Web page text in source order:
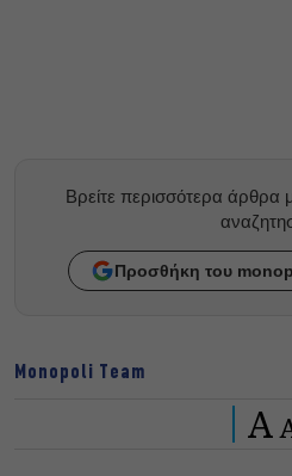
Βρείτε περισσότερα άρθρα
Προσθήκη του
Monopoli Team
A